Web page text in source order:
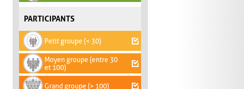
PARTICIPANTS
Petit groupe (< 30)
Moyen groupe (entre 30
et 100)
Grand groupe (> 100)